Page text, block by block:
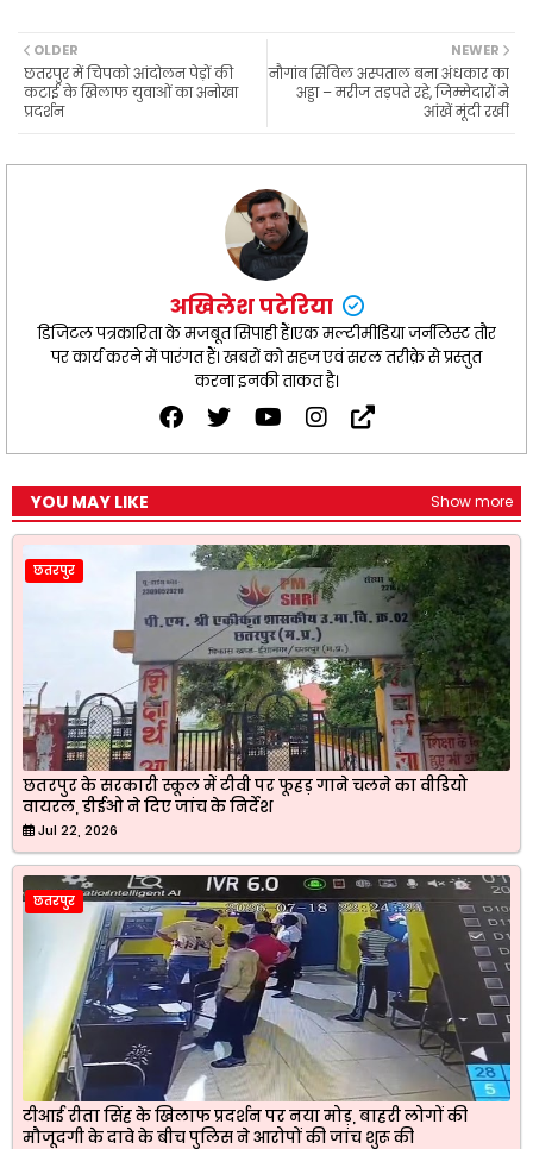
b
o
o
k
A
p
p
r
a
m
e
r
NEWER
नौगांव सिविल अस्पताल बना अंधकार का
अड्डा – मरीज तड़पते रहे, जिम्मेदारों ने
आंखें मूंदी रखीं
OLDER
छतरपुर में चिपको आंदोलन पेड़ों की
कटाई के खिलाफ युवाओं का अनोखा
प्रदर्शन
अखिलेश पटेरिया
डिजिटल पत्रकारिता के मजबूत सिपाही हैं।एक मल्टीमीडिया जर्नलिस्ट तौर
पर कार्य करने में पारंगत हैं। खबरों को सहज एवं सरल तरीक़े से प्रस्तुत
करना इनकी ताकत है।
YOU MAY LIKE Show more
छतरपुर
छतरपुर के सरकारी स्कूल में टीवी पर फूहड़ गाने चलने का वीडियो
वायरल, डीईओ ने दिए जांच के निर्देश
Jul 22, 2026
छतरपुर
टीआई रीता सिंह के खिलाफ प्रदर्शन पर नया मोड़, बाहरी लोगों की
मौजूदगी के दावे के बीच पुलिस ने आरोपों की जांच शुरू की